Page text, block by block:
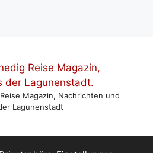
Magazin, Nachrichten und
Lagunenstadt